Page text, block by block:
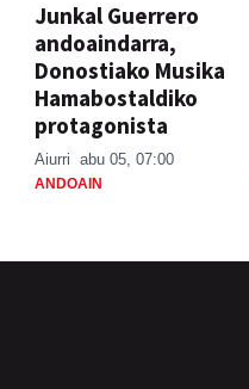
Junkal Guerrero
andoaindarra,
Donostiako Musika
Hamabostaldiko
protagonista
Aiurri abu 05, 07:00
ANDOAIN